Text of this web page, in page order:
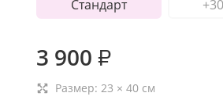
Стандарт
3 900 ₽
Размер: 23 × 40 см